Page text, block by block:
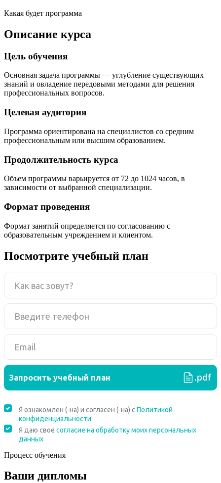
Какая будет программа
Описание курса
Цель обучения
Основная задача программы — углубление существующих
знаний и овладение передовыми методами для решения
профессиональных вопросов.
Целевая аудитория
Программа ориентирована на специалистов со средним
профессиональным или высшим образованием.
Продолжительность курса
Объем программы варьируется от 72 до 1024 часов, в
зависимости от выбранной специализации.
Формат проведения
Формат занятий определяется по согласованию с
образовательным учреждением и клиентом.
Посмотрите учебный план
Процесс обучения
Ваши дипломы